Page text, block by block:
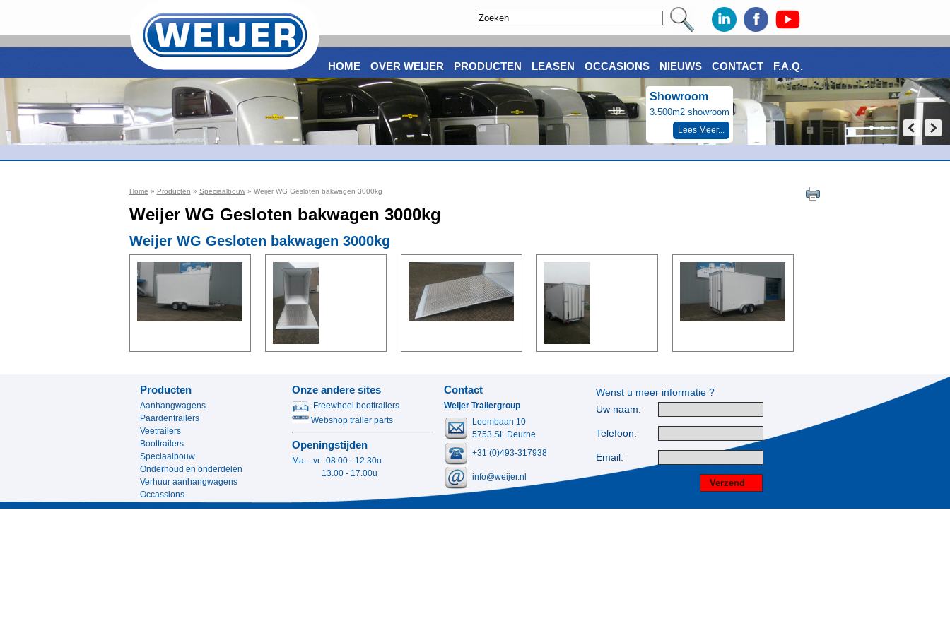
Showroom
3.500m2 showroom
Lees Meer...
Home » Producten » Speciaalbouw» Weijer WG Gesloten bakwagen 3000kg
Weijer WG Gesloten bakwagen 3000kg
Weijer WG Gesloten bakwagen 3000kg
Producten
Aanhangwagens
Paardentrailers
Veetrailers
Boottrailers
Speciaalbouw
Onderhoud en onderdelen
Verhuur aanhangwagens
Occassions
Onze andere sites
Freewheel boottrailers
Webshop trailer parts
Openingstijden
Ma. - vr. 08.00 - 12.30u
13.00 - 17.00u
Contact
Weijer Trailergroup
Leembaan 10
5753 SL Deurne
+31 (0)493-317938
info@weijer.nl
Wenst u meer informatie ?
Uw naam:
Telefoon:
Email:
HOME OVER WEIJER PRODUCTEN LEASEN OCCASIONS NIEUWS CONTACT F.A.Q.